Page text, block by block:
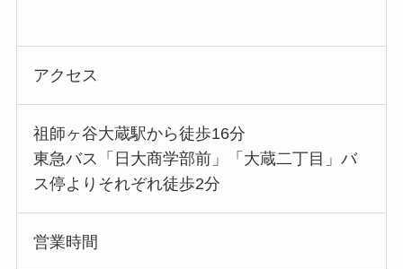
アクセス
祖師ヶ谷大蔵駅から徒歩16分
東急バス「日大商学部前」「大蔵二丁目」バ
ス停よりそれぞれ徒歩2分
営業時間